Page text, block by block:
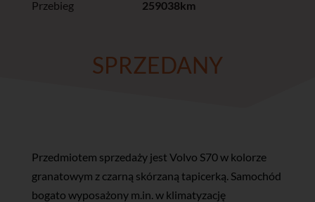
Przebieg
259038km
SPRZEDANY
Przedmiotem sprzedaży jest Volvo S70 w kolorze
granatowym z czarną skórzaną tapicerką. Samochód
bogato wyposażony m.in. w klimatyzację